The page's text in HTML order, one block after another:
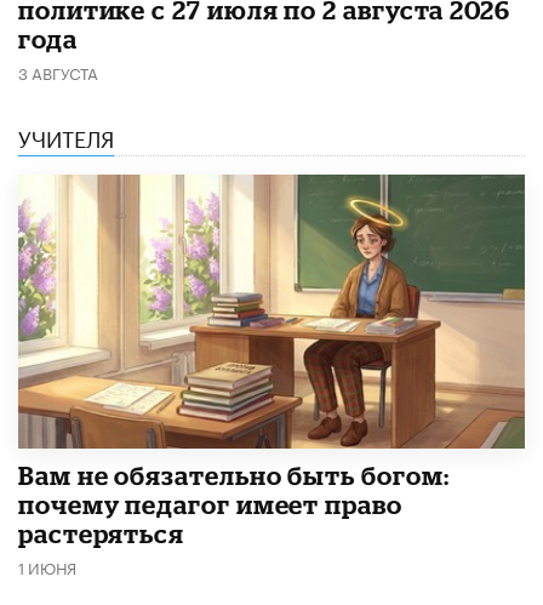
политике с 27 июля по 2 августа 2026
года
3 АВГУСТА
УЧИТЕЛЯ
​Вам не обязательно быть богом:
почему педагог имеет право
растеряться
1 ИЮНЯ